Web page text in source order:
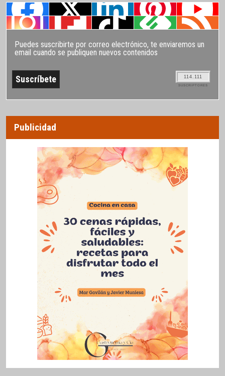
Puedes suscribirte por correo electrónico, te enviaremos un
email cuando se publiquen nuevos contenidos
114.111
SUSCRIPTORES
Publicidad